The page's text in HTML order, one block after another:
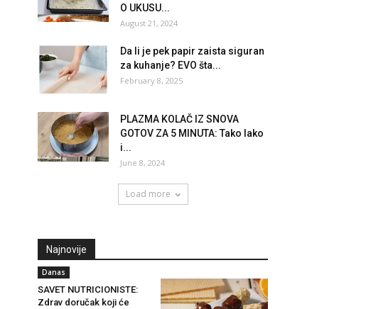
O UKUSU...
August 21, 2024
Da li je pek papir zaista siguran
za kuhanje? EVO šta...
February 8, 2025
PLAZMA KOLAČ IZ SNOVA
GOTOV ZA 5 MINUTA: Tako lako
i...
June 8, 2024
Load more
Najnovije
Danas
SAVET NUTRICIONISTE:
Zdrav doručak koji će